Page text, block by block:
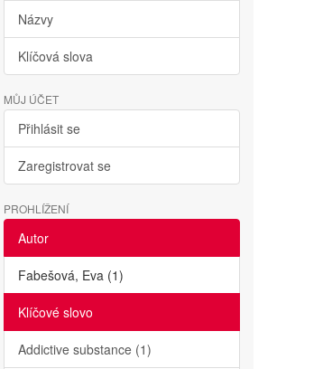
Názvy
Klíčová slova
MŮJ ÚČET
Přihlásit se
Zaregistrovat se
PROHLÍŽENÍ
Autor
Fabešová, Eva (1)
Klíčové slovo
Addictive substance (1)